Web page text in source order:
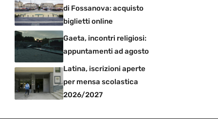
di Fossanova: acquisto
biglietti online
Gaeta, incontri religiosi:
appuntamenti ad agosto
Latina, iscrizioni aperte
per mensa scolastica
2026/2027